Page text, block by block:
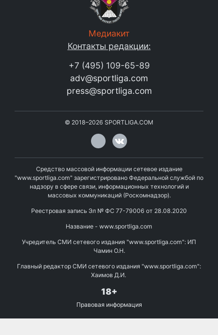
Медиакит
Контакты редакции:
+7 (495) 109-65-89
adv@sportliga.com
press@sportliga.com
© 2018–2026 SPORTLIGA.COM
Средство массовой информации сетевое издание
"www.sportliga.com" зарегистрировано Федеральной службой по
надзору в сфере связи, информационных технологий и
массовых коммуникаций (Роскомнадзор).
Реестровая запись Эл № ФС 77-79006 от 28.08.2020
Название - www.sportliga.com
Учредитель СМИ сетевого издания "www.sportliga.com": ИП
Чамин О.Н.
Главный редактор СМИ сетевого издания "www.sportliga.com":
Хаимов Д.И.
18+
Правовая информация